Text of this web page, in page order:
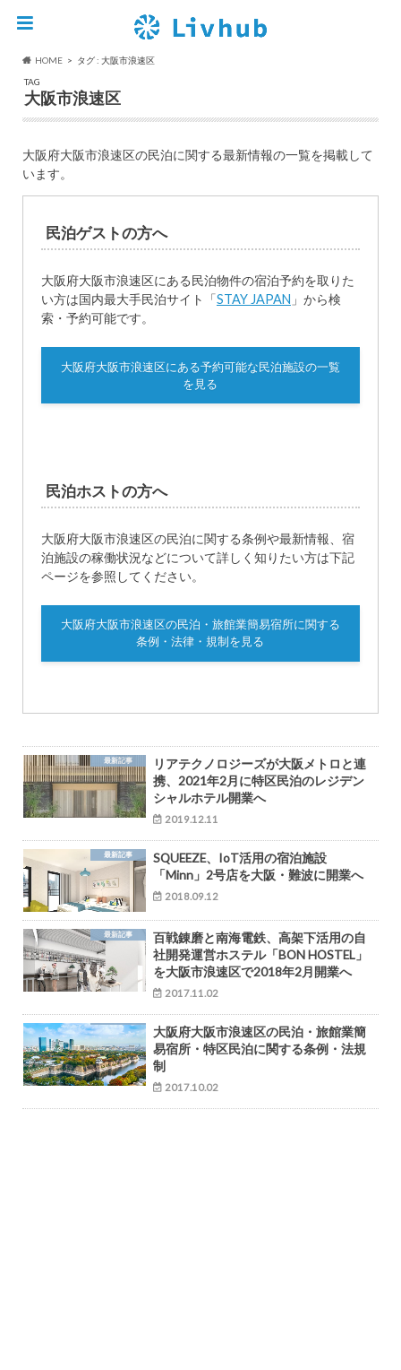
HOME
タグ : 大阪市浪速区
TAG
大阪市浪速区
大阪府大阪市浪速区の民泊に関する最新情報の一覧を掲載して
います。
民泊ゲストの方へ
大阪府大阪市浪速区にある民泊物件の宿泊予約を取りた
い方は国内最大手民泊サイト「STAY JAPAN 」から検
索・予約可能です。
大阪府大阪市浪速区にある予約可能な民泊施設の一覧
を見る
民泊ホストの方へ
大阪府大阪市浪速区の民泊に関する条例や最新情報、宿
泊施設の稼働状況などについて詳しく知りたい方は下記
ページを参照してください。
大阪府大阪市浪速区の民泊・旅館業簡易宿所に関する
条例・法律・規制を見る
最新記事
リアテクノロジーズが大阪メトロと連
携、2021年2月に特区民泊のレジデン
シャルホテル開業へ
2019.12.11
最新記事
SQUEEZE、IoT活用の宿泊施設
「Minn」2号店を大阪・難波に開業へ
2018.09.12
最新記事
百戦錬磨と南海電鉄、高架下活用の自
社開発運営ホステル「BON HOSTEL」
を大阪市浪速区で2018年2月開業へ
2017.11.02
大阪府大阪市浪速区の民泊・旅館業簡
易宿所・特区民泊に関する条例・法規
制
2017.10.02